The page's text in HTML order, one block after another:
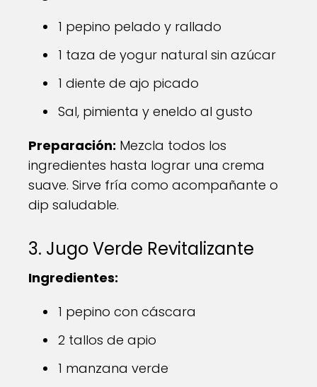
1 pepino pelado y rallado
1 taza de yogur natural sin azúcar
1 diente de ajo picado
Sal, pimienta y eneldo al gusto
Preparación: Mezcla todos los
ingredientes hasta lograr una crema
suave. Sirve fría como acompañante o
dip saludable.
3. Jugo Verde Revitalizante
Ingredientes:
1 pepino con cáscara
2 tallos de apio
1 manzana verde